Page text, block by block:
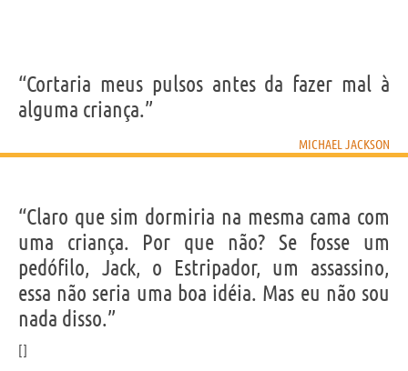
IDENTIKIT E DADOS PESSOAIS
Michael
Sobrenome Jackson
Nascido 29 Agosto 1958 em Gary
Gênero masculino
Signo do zodíaco Virgem
Frases, citações e aforismos de Michael Jackson
54 EM PORTUGUÊS
“Cortaria meus pulsos antes da fazer mal à
alguma criança.”
MICHAEL JACKSON
“Claro que sim dormiria na mesma cama com
uma criança. Por que não? Se fosse um
pedófilo, Jack, o Estripador, um assassino,
essa não seria uma boa idéia. Mas eu não sou
nada disso.”